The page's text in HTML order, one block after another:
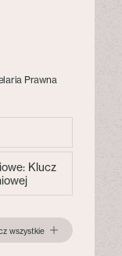
Prawna
Klucz
wszystkie